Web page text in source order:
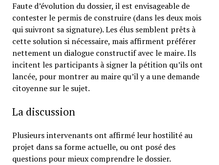
Faute d’évolution du dossier, il est envisageable de
contester le permis de construire (dans les deux mois
qui suivront sa signature). Les élus semblent prêts à
cette solution si nécessaire, mais affirment préférer
nettement un dialogue constructif avec le maire. Ils
incitent les participants à signer la pétition qu’ils ont
lancée, pour montrer au maire qu’il y a une demande
citoyenne sur le sujet.
La discussion
Plusieurs intervenants ont affirmé leur hostilité au
projet dans sa forme actuelle, ou ont posé des
questions pour mieux comprendre le dossier.